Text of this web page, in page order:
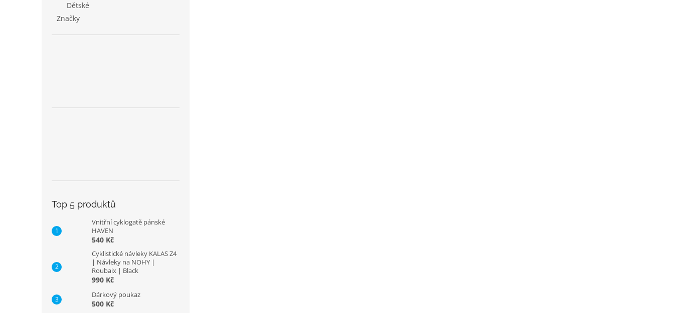
Dětské
Značky
Top 5 produktů
Vnitřní cyklogatě pánské
HAVEN
540 Kč
Cyklistické návleky KALAS Z4
| Návleky na NOHY |
Roubaix | Black
990 Kč
Dárkový poukaz
500 Kč